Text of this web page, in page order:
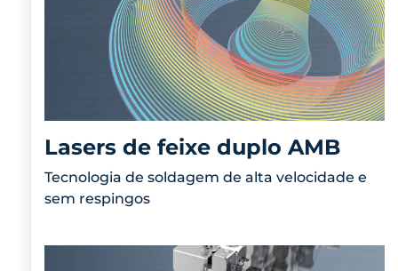
Lasers de feixe duplo AMB
Tecnologia de soldagem de alta velocidade e
sem respingos